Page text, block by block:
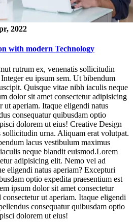
2022
with modern Technology
rutrum ex, venenatis sollicitudin
eu ipsum sem. Ut bibendum
Quisque vitae nibh iaculis neque
dolor sit amet consectetur adipisicing
ut aperiam. Itaque eligendi natus
consequatur quibusdam optio
dolorem ut eius! Creative Design
urna. Aliquam erat volutpat.
lacus vestibulum maximus
neque blandit euismod.Lorem
adipisicing elit. Nemo vel ad
eligendi natus aperiam? Excepturi
optio expedita praesentium est
ipsum dolor sit amet consectetur
ut aperiam. Itaque eligendi
consequatur quibusdam optio
dolorem ut eius!